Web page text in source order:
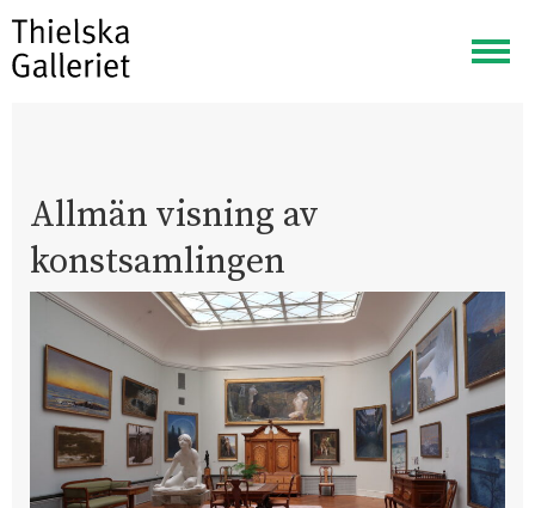
Visa
meny
Allmän visning av
konstsamlingen